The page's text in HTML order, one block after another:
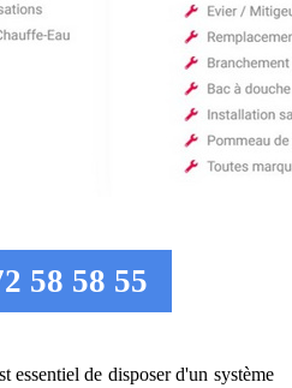
58 58 55
essentiel de disposer d'un système